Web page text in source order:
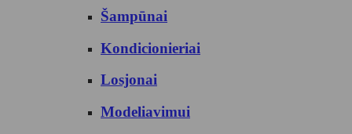
Šampūnai
Kondicionieriai
Losjonai
Modeliavimui